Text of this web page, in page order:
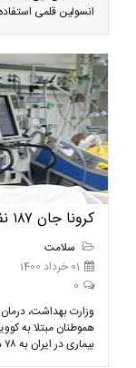
انسولین قلمی
کرونا جان ۱۸۷ نفر دیگر را در ایران گرفت
سلامت
01 خرداد 1400
0
بیماری در ایران به ۷۸ هزار و ۳۸۱ نفر رسید.